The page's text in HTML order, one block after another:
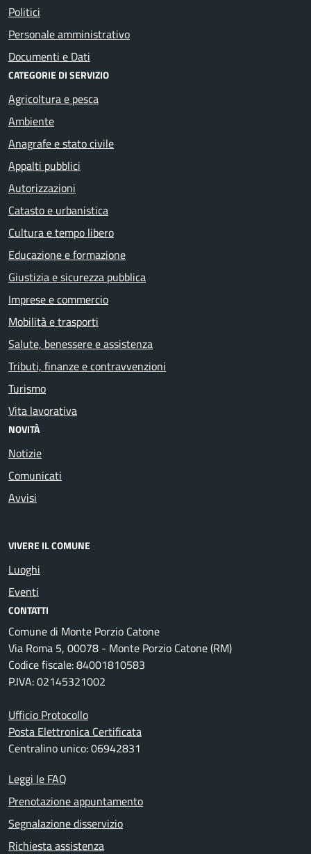
Politici
Personale amministrativo
Documenti e Dati
CATEGORIE DI SERVIZIO
Agricoltura e pesca
Ambiente
Anagrafe e stato civile
Appalti pubblici
Autorizzazioni
Catasto e urbanistica
Cultura e tempo libero
Educazione e formazione
Giustizia e sicurezza pubblica
Imprese e commercio
Mobilità e trasporti
Salute, benessere e assistenza
Tributi, finanze e contravvenzioni
Turismo
Vita lavorativa
NOVITÀ
Notizie
Comunicati
Avvisi
VIVERE IL COMUNE
Luoghi
Eventi
CONTATTI
Comune di Monte Porzio Catone
Via Roma 5, 00078 - Monte Porzio Catone (RM)
Codice fiscale: 84001810583
P.IVA: 02145321002
Ufficio Protocollo
Posta Elettronica Certificata
Centralino unico: 06942831
Leggi le FAQ
Prenotazione appuntamento
Segnalazione disservizio
Richiesta assistenza